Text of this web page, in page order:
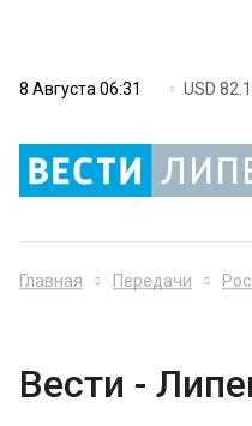
8 Августа 06:31 USD
Главная Передачи
Вести -